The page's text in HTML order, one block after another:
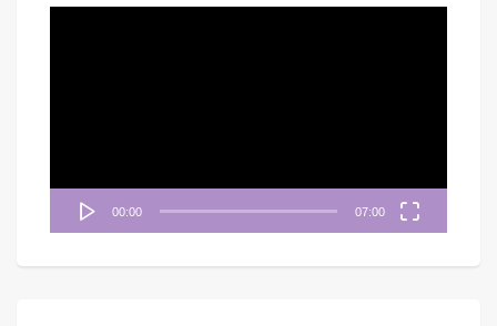
00:00 07:00